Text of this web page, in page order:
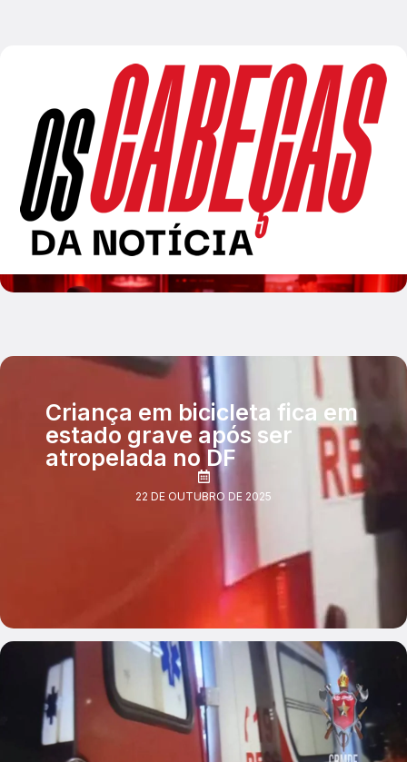
Criança em bicicleta fica em
estado grave após ser
atropelada no DF
22 DE OUTUBRO DE 2025